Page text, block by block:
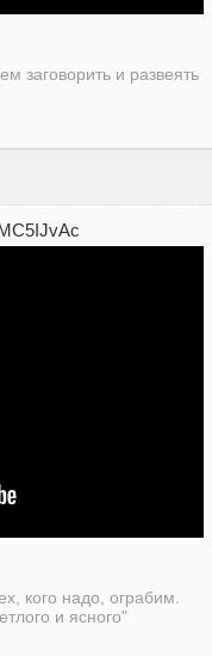
заговорить и развеять
кого надо, ограбим.
и ясного"